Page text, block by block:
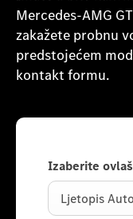
Mercedes-AMG
zakažete probnu
predstojećem
kontakt formu.
Izaberite
Ljetopis